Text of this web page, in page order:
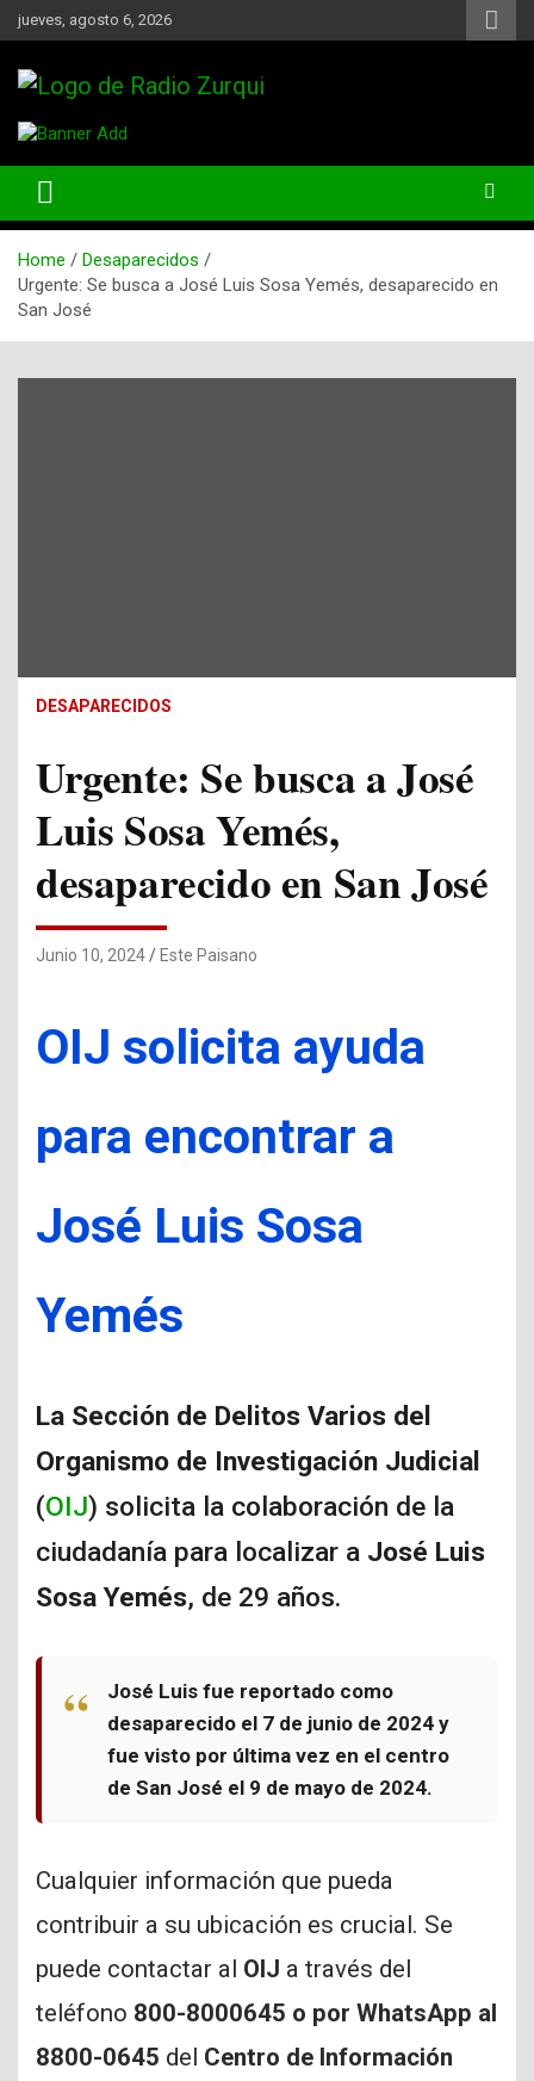
Skip
to
jueves, agosto 6, 2026
Radio Zurqui
Home
Desaparecidos
Urgente: Se busca a José Luis Sosa Yemés, desaparecido en
San José
DESAPARECIDOS
Urgente: Se busca a José
Luis Sosa Yemés,
desaparecido en San José
Junio 10, 2024 Este Paisano
OIJ solicita ayuda
para encontrar a
José Luis Sosa
Yemés
La Sección de Delitos Varios del
Organismo de Investigación Judicial
(OIJ) solicita la colaboración de la
ciudadanía para localizar a José Luis
Sosa Yemés, de 29 años.
José Luis fue reportado como
desaparecido el 7 de junio de 2024 y
fue visto por última vez en el centro
de San José el 9 de mayo de 2024.
Cualquier información que pueda
contribuir a su ubicación es crucial. Se
puede contactar al OIJ a través del
teléfono 800-8000645 o por WhatsApp al
8800-0645 del Centro de Información